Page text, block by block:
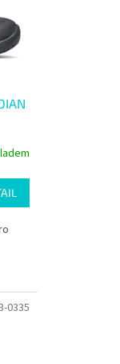
0335